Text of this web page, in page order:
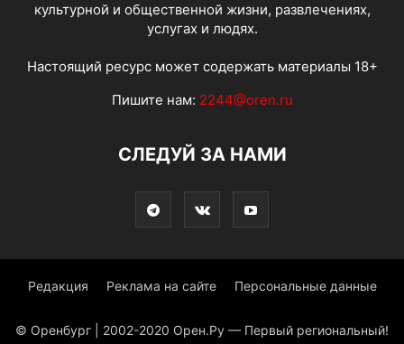
культурной и общественной жизни, развлечениях,
услугах и людях.
Настоящий ресурс может содержать материалы 18+
Пишите нам: 2244@oren.ru
СЛЕДУЙ ЗА НАМИ
Редакция Реклама на сайте Персональные данные
© Оренбург | 2002-2020 Орен.Ру — Первый региональный!